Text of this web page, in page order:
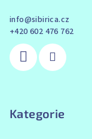
info@sibirica.cz
+420 602 476 762
Kategorie